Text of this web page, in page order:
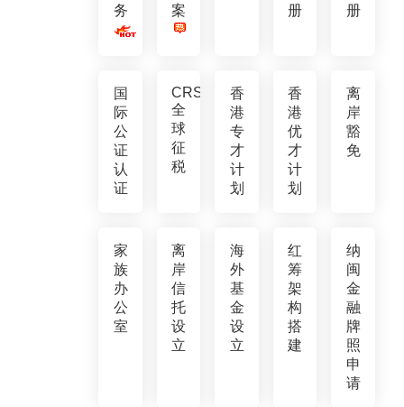
务
案
册
册
国
际
公
证
认
证
CRS
全
球
征
税
香
港
专
才
计
划
香
港
优
才
计
划
离
岸
豁
免
家
族
办
公
室
离
岸
信
托
设
立
海
外
基
金
设
立
红
筹
架
构
搭
建
纳
闽
金
融
牌
照
申
请